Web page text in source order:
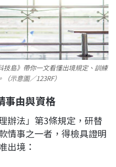
島》帶你一文看懂出境規定、訓練
示意圖／123RF）
事由與資格
辦法」第3條規定，研替
情事之一者，得檢具證明
出境：